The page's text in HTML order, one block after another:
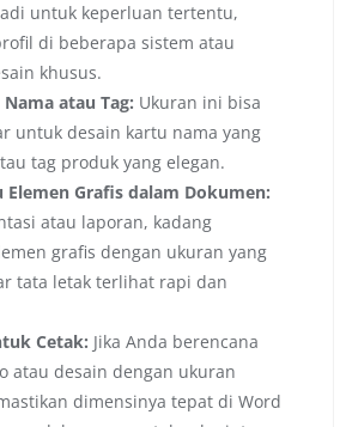
untuk keperluan tertentu,
di beberapa sistem atau
khusus.
atau Tag: Ukuran ini bisa
untuk desain kartu nama yang
tag produk yang elegan.
Elemen Grafis dalam Dokumen:
atau laporan, kadang
grafis dengan ukuran yang
tata letak terlihat rapi dan
Cetak: Jika Anda berencana
atau desain dengan ukuran
dimensinya tepat di Word